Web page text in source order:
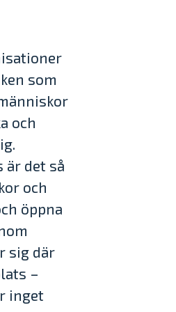
som
och
är det så
och
öppna
sig där
–
inget